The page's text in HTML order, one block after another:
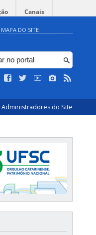
Canais
MAPA DO SITE
Administradores do Site